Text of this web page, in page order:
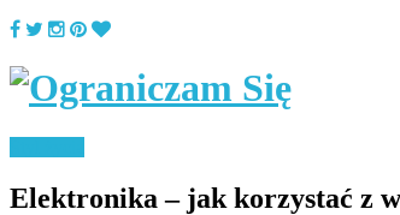
Elektronika – jak korzystać z